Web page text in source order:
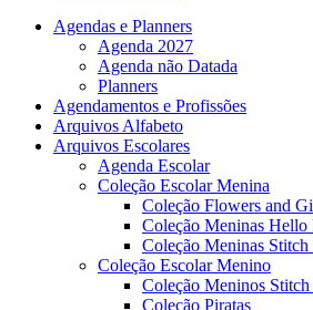
Agendas e Planners
Agenda 2027
Agenda não Datada
Planners
Agendamentos e Profissões
Arquivos Alfabeto
Arquivos Escolares
Agenda Escolar
Coleção Escolar Menina
Coleção Flowers and
Coleção Meninas
Coleção Meninas
Coleção Escolar Menino
Coleção Meninos
Coleção Piratas